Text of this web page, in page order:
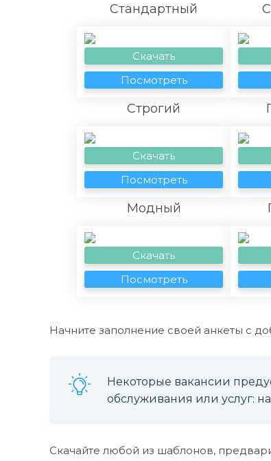
Стандартный
Скачать
Посмотреть
Строгий
Скачать
Посмотреть
Модный
Скачать
Посмотреть
Начните заполнение своей анкеты с
Некоторые вакансии
обслуживания или услуг:
Скачайте любой из шаблонов,